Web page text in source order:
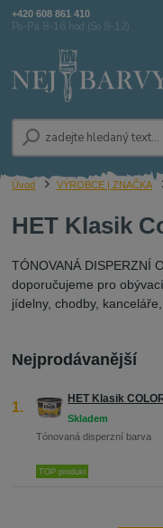
+420 608 861 410
Po-Pá 8-16 hod (So 8-12)
Úvod VÝROBCE | ZNAČKA
HET Klasik
TÓNOVANÁ DISPERZNÍ
doporučujeme pro
jídelny, chodby,
Nejprodávanější
1.
HET Klasik
Tónovaná disperzní barva
TOP produkt